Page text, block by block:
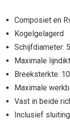
Composiet en
Kogelgelagerd
Schijfdiameter:
Maximale
Breeksterkte:
Maximale
Vast in beide
Inclusief sluiting